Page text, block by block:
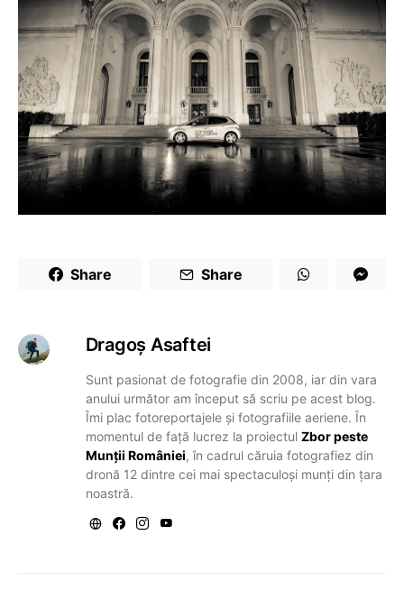
Share Share
Dragoş Asaftei
Sunt pasionat de fotografie din 2008, iar din vara
anului următor am început să scriu pe acest blog.
Îmi plac fotoreportajele și fotografiile aeriene. În
momentul de față lucrez la proiectul Zbor peste
Munții României, în cadrul căruia fotografiez din
dronă 12 dintre cei mai spectaculoși munți din țara
noastră.